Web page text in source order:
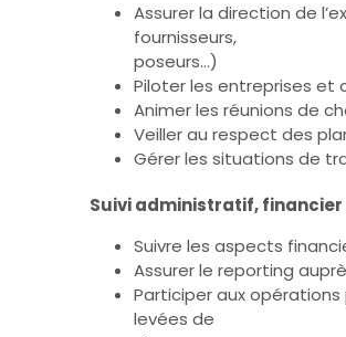
Assurer la direction de
fournisseurs,
poseurs…)
Piloter les entreprises et
Animer les réunions de
Veiller au respect des
Gérer les situations de
Suivi administratif,
Suivre les aspects
Assurer le reporting
Participer aux
levées de